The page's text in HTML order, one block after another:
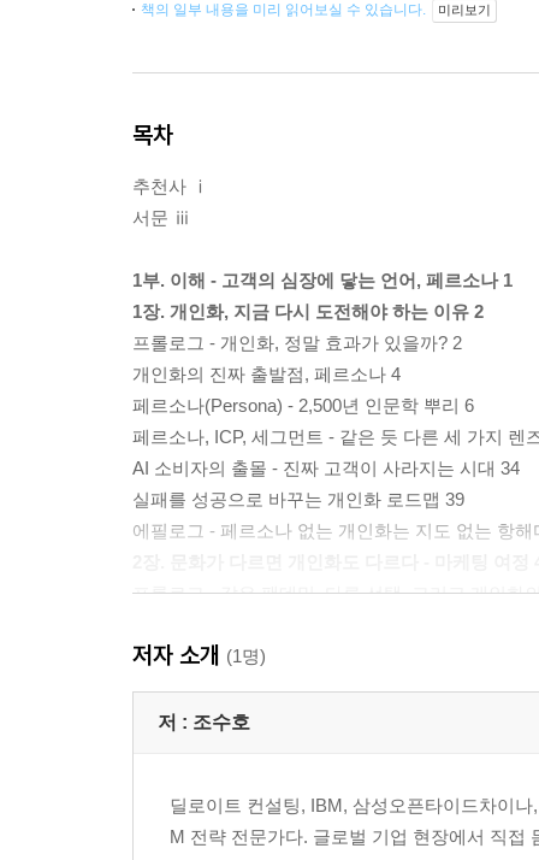
책의 일부 내용을 미리 읽어보실 수 있습니다. 미리보기
목차
추천사 ⅰ
서문 ⅲ
1부. 이해 - 고객의 심장에 닿는 언어, 페르소나 1
1장. 개인화, 지금 다시 도전해야 하는 이유 2
프롤로그 - 개인화, 정말 효과가 있을까? 2
개인화의 진짜 출발점, 페르소나 4
페르소나(Persona) - 2,500년 인문학 뿌리 6
페르소나, ICP, 세그먼트 - 같은 듯 다른 세 가지 렌
AI 소비자의 출몰 - 진짜 고객이 사라지는 시대 34
실패를 성공으로 바꾸는 개인화 로드맵 39
에필로그 - 페르소나 없는 개인화는 지도 없는 항해
프롤로그 - 같은 팬데믹, 다른 선택, 그리고 개인화
페르소나 전략 - 문화적 차이를 고려하라 60
페르소나 개발 - 한국형 vs. 서구형 64
페르소나 스토리로 말하라 75
프롤로그 - 인구통계학의 한계를 넘어서 91
5 Rings of Buying Insight™ 프레임워크 94
저자 소개 (1명)
저 : 조수호
딜로이트 컨설팅, IBM, 삼성오픈타이드차이
M 전략 전문가다. 글로벌 기업 현장에서 직접